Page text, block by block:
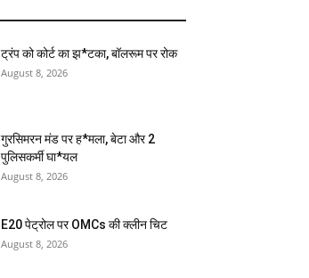
ट्रंप को कोर्ट का झ*टका, बॉलरूम पर रोक
August 8, 2026
गुरसिमरन मंड पर ह*मला, बेटा और 2
पुलिसकर्मी घा*यल
August 8, 2026
E20 पेट्रोल पर OMCs की क्लीन चिट
August 8, 2026